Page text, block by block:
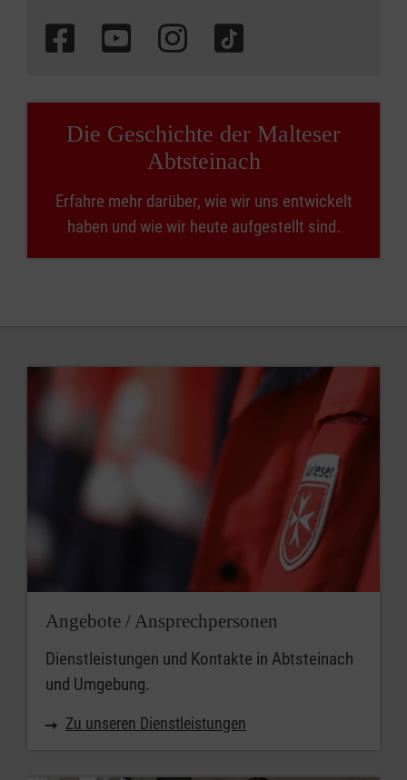
Die Geschichte der Malteser
Abtsteinach
Erfahre mehr darüber, wie wir uns entwickelt
haben und wie wir heute aufgestellt sind.
Angebote / Ansprechpersonen
Dienstleistungen und Kontakte in Abtsteinach
und Umgebung.
Zu unseren Dienstleistungen